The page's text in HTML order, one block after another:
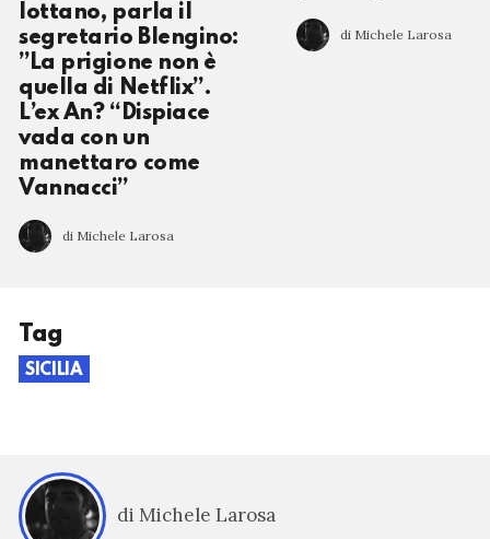
lottano, parla il
segretario Blengino:
”La prigione non è
quella di Netflix”.
L’ex An? “Dispiace
vada con un
manettaro come
Vannacci”
di Michele Larosa
di Michele Larosa
Tag
SICILIA
di Michele Larosa